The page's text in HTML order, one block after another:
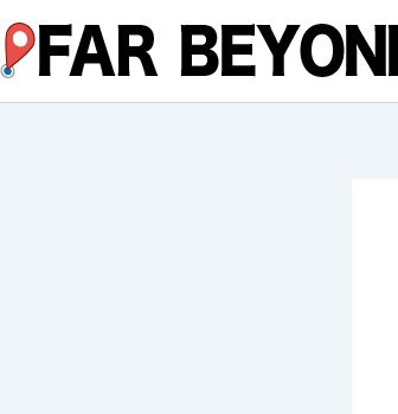
容
を
ス